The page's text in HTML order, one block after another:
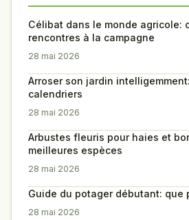
Célibat dans le monde agricole:
rencontres à la campagne
28 mai 2026
Arroser son jardin
calendriers
28 mai 2026
Arbustes fleuris pour haies et
meilleures espèces
28 mai 2026
Guide du potager débutant: que
28 mai 2026